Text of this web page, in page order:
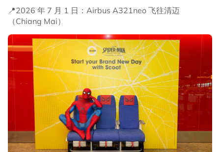
📍2026 年 7 月 1 日：Airbus A321neo 飞往清迈
（Chiang Mai）